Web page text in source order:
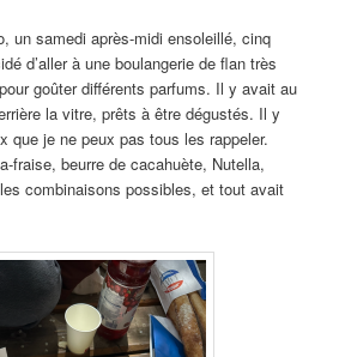
un samedi après-midi ensoleillé, cinq
d’aller à une boulangerie de flan très
goûter différents parfums. Il y avait au
la vitre, prêts à être dégustés. Il y
que je ne peux pas tous les rappeler.
fraise, beurre de cacahuète, Nutella,
combinaisons possibles, et tout avait